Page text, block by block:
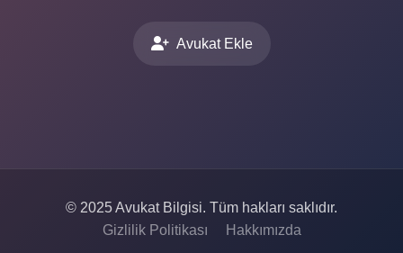
Avukat Ekle
© 2025 Avukat Bilgisi. Tüm hakları saklıdır.
Gizlilik Politikası
Hakkımızda